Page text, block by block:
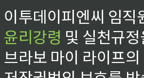
이투데이피엔씨 임
윤리강령 및 실천규
브라보 마이 라이프